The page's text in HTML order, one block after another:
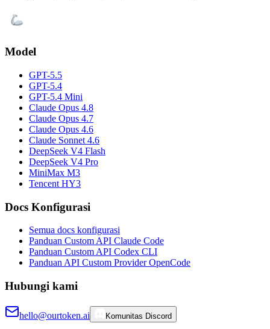
Model
GPT-5.5
GPT-5.4
GPT-5.4 Mini
Claude Opus 4.8
Claude Opus 4.7
Claude Opus 4.6
Claude Sonnet 4.6
DeepSeek V4 Flash
DeepSeek V4 Pro
MiniMax M3
Tencent HY3
Docs Konfigurasi
Semua docs konfigurasi
Panduan Custom API Claude Code
Panduan Custom API Codex CLI
Panduan API Custom Provider OpenCode
Hubungi kami
hello@ourtoken.ai Komunitas Discord